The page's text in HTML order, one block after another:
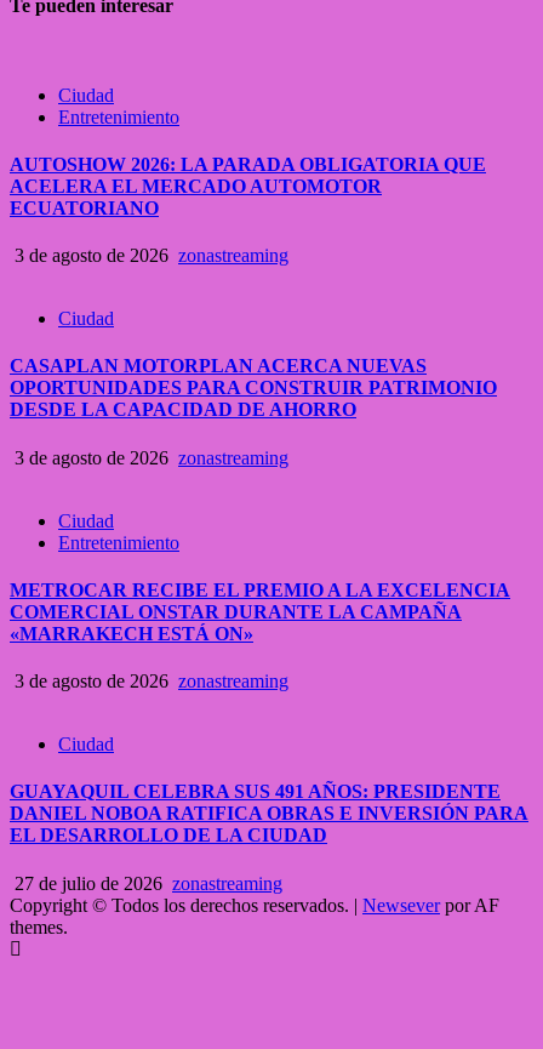
Te pueden interesar
Ciudad
Entretenimiento
AUTOSHOW 2026: LA PARADA OBLIGATORIA QUE
ACELERA EL MERCADO AUTOMOTOR
ECUATORIANO
3 de agosto de 2026 zonastreaming
Ciudad
CASAPLAN MOTORPLAN ACERCA NUEVAS
OPORTUNIDADES PARA CONSTRUIR PATRIMONIO
DESDE LA CAPACIDAD DE AHORRO
3 de agosto de 2026 zonastreaming
Ciudad
Entretenimiento
METROCAR RECIBE EL PREMIO A LA EXCELENCIA
COMERCIAL ONSTAR DURANTE LA CAMPAÑA
«MARRAKECH ESTÁ ON»
3 de agosto de 2026 zonastreaming
Ciudad
GUAYAQUIL CELEBRA SUS 491 AÑOS: PRESIDENTE
DANIEL NOBOA RATIFICA OBRAS E INVERSIÓN PARA
EL DESARROLLO DE LA CIUDAD
27 de julio de 2026 zonastreaming
Copyright © Todos los derechos reservados. | Newseverpor AF
themes.